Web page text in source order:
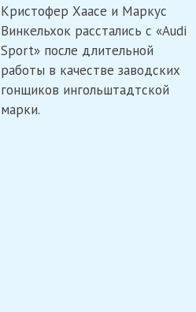
и
Винкельхок
с
«Audi
Кристофер Хаасе и Маркус
Винкельхок расстались с «Audi
Sport» после длительной
работы в качестве заводских
гонщиков ингольштадтской
марки.